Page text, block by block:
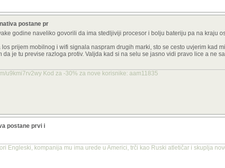
postane pr
godine naveliko govorili da ima stedljiviji procesor i bolju bateriju pa na kraju
prijem mobilnog i wifi signala naspram drugih marki, sto se cesto uvjerim kad
je tu previse razloga protiv. Valjda kad si na selu se jasno vidi pravo lice a ne
u9kmi7rv2wy Kod za -30% za nove korisnike: aam11835
postane prvi i
Engleski, kompanija mu ima urede u Americi, trči kao Ruski atletičar i skuplja